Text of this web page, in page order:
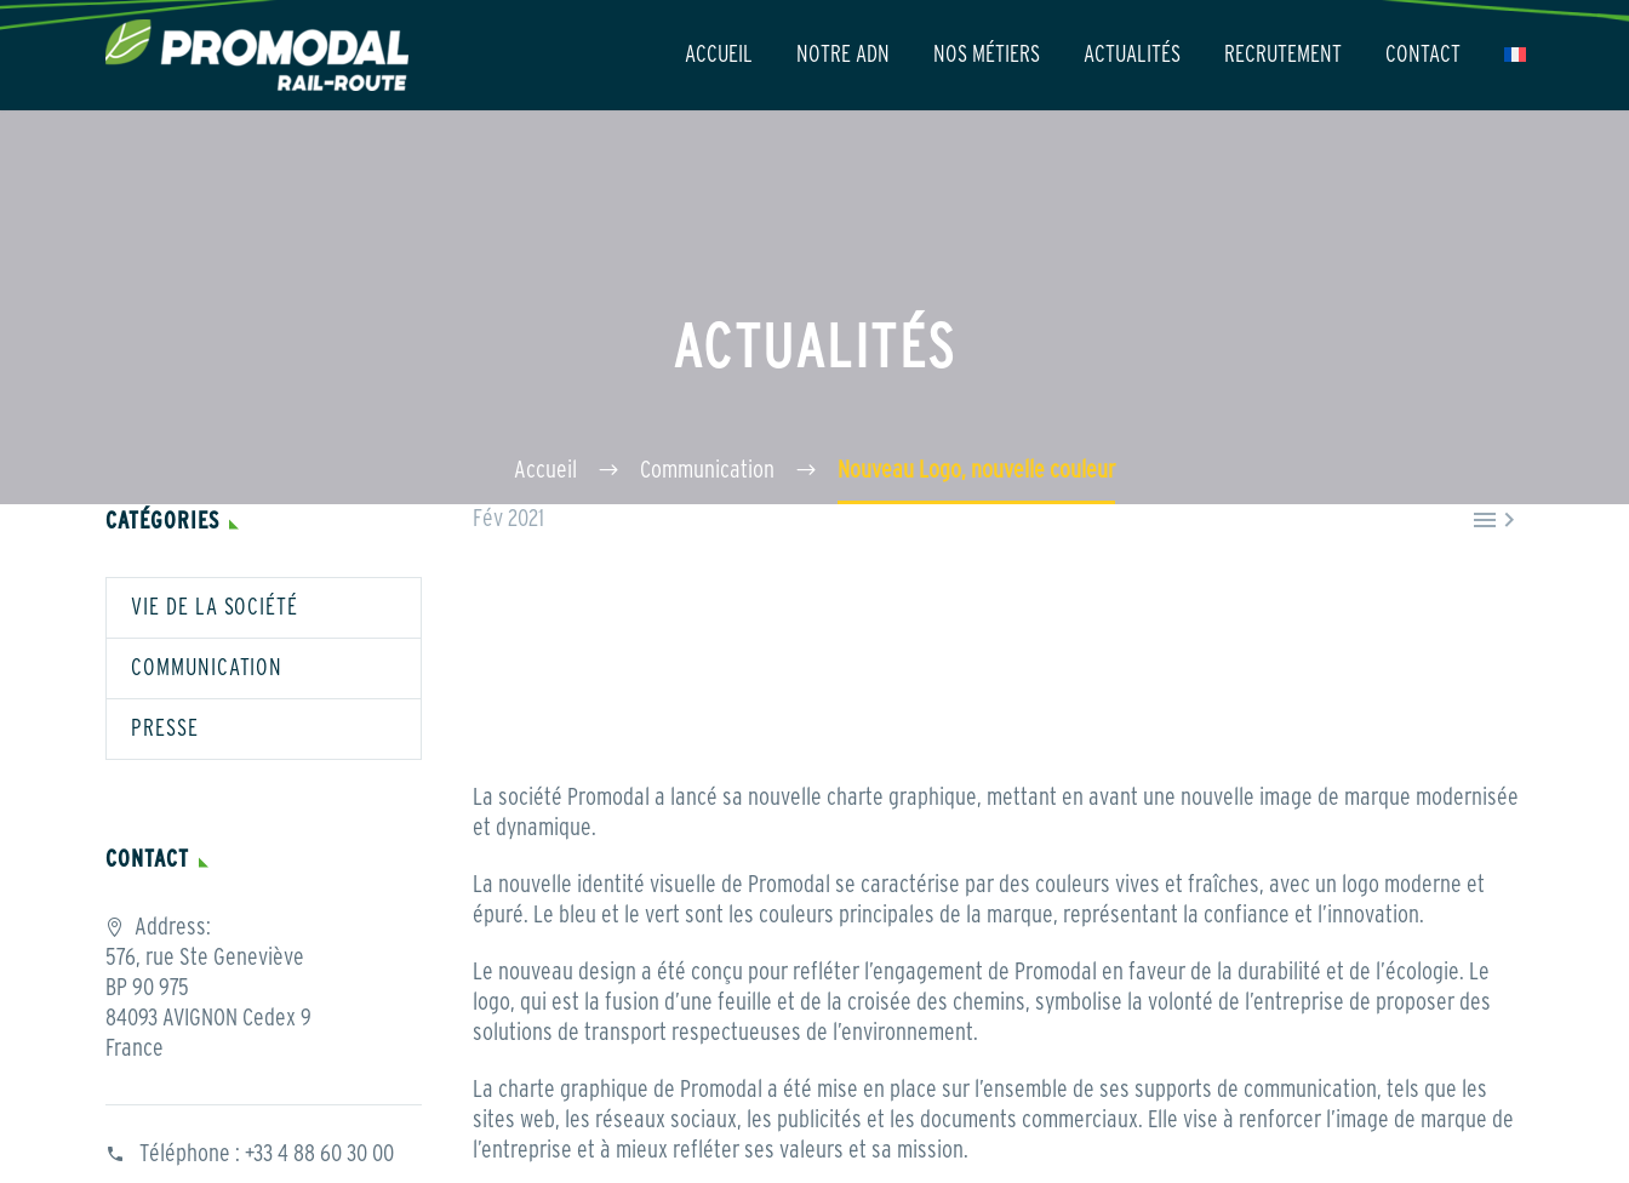
ACCUEIL NOTRE ADN NOS MÉTIERS ACTUALITÉS RECRUTEMENT CONTACT
ACTUALITÉS
Accueil Communication Nouveau Logo, nouvelle couleur

Fév 2021
La société Promodal a lancé sa nouvelle charte graphique, mettant en avant une nouvelle image de marque modernisée
et dynamique.
La nouvelle identité visuelle de Promodal se caractérise par des couleurs vives et fraîches, avec un logo moderne et
épuré. Le bleu et le vert sont les couleurs principales de la marque, représentant la confiance et l’innovation.
Le nouveau design a été conçu pour refléter l’engagement de Promodal en faveur de la durabilité et de l’écologie. Le
logo, qui est la fusion d’une feuille et de la croisée des chemins, symbolise la volonté de l’entreprise de proposer des
solutions de transport respectueuses de l’environnement.
La charte graphique de Promodal a été mise en place sur l’ensemble de ses supports de communication, tels que les
sites web, les réseaux sociaux, les publicités et les documents commerciaux. Elle vise à renforcer l’image de marque de
l’entreprise et à mieux refléter ses valeurs et sa mission.
CATÉGORIES
VIE DE LA SOCIÉTÉ
COMMUNICATION
PRESSE
CONTACT
Address:
576, rue Ste Geneviève
BP 90 975
84093 AVIGNON Cedex 9
France
Téléphone : +33 4 88 60 30 00